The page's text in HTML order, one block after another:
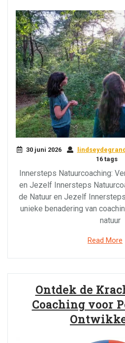
30 juni 2026
16 tags
Innersteps Natuurcoaching:
en Jezelf Innersteps
de Natuur en Jezelf
unieke benadering van
natuur
Read More
Ontdek de
Coaching voor